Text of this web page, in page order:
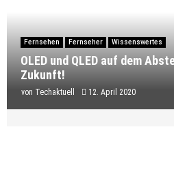
Fernsehen Fernseher Wissenswertes
OLED und QLED auf dem
Zukunft!
von Techaktuell 12. April 2020